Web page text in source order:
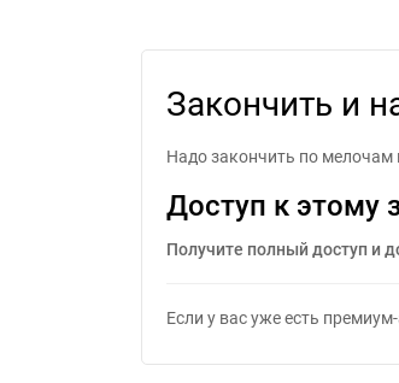
Закончить и
Надо закончить по мелочам
Доступ к этому
Получите полный доступ и
Если у вас уже есть